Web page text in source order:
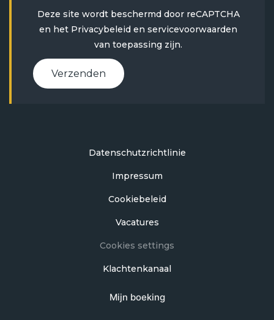
Deze site wordt beschermd door reCAPTCHA
en het Privacybeleid en servicevoorwaarden
van toepassing zijn.
Verzenden
Datenschutzrichtlinie
Impressum
Cookiebeleid
Vacatures
Cookies settings
Klachtenkanaal
Mijn boeking